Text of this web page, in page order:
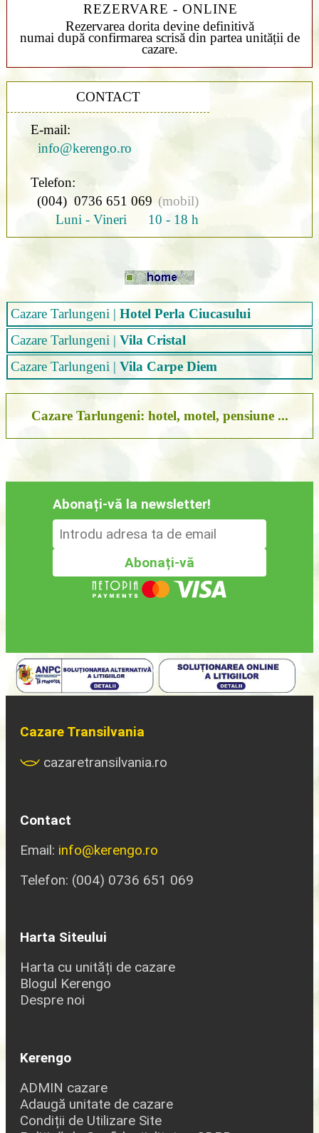
Cazare Tarlungeni | Hotel Perla Ciucasului
Cazare Tarlungeni | Vila Cristal
Cazare Tarlungeni | Vila Carpe Diem
Cazare Tarlungeni: hotel, motel, pensiune ...
REZERVARE - ONLINE
Rezervarea dorita devine definitivă
numai după confirmarea scrisă din partea unității de
cazare.
CONTACT
E-mail:
info@kerengo.ro
Telefon:
(004) 0736 651 069 (mobil)
Luni - Vineri 10 - 18 h
Abonați-vă la newsletter!
Cazare Transilvania
cazaretransilvania.ro
Contact
Email: info@kerengo.ro
Telefon: (004) 0736 651 069
Harta Siteului
Harta cu unități de cazare
Blogul Kerengo
Despre noi
Kerengo
ADMIN cazare
Adaugă unitate de cazare
Condiții de Utilizare Site